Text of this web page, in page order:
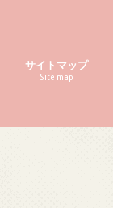
サイトマップ
Site map